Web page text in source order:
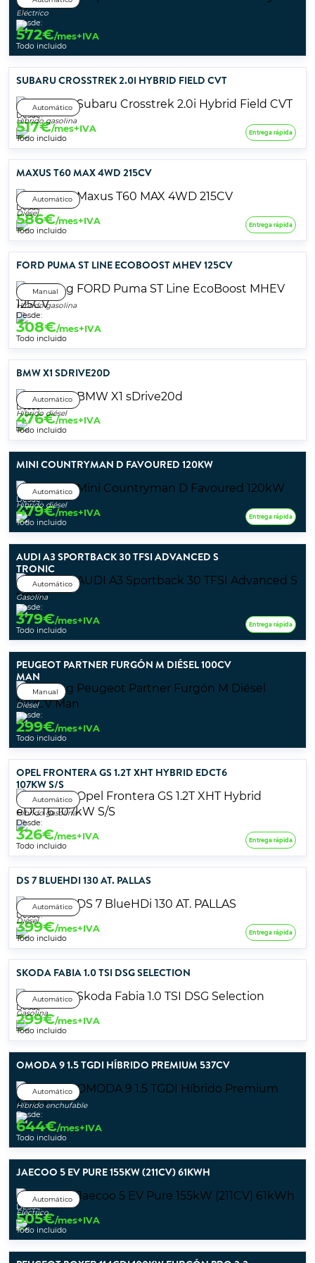
Eléctrico
Desde:
572€/mes+IVA
Todo incluido
SUBARU CROSSTREK 2.0I HYBRID FIELD CVT
Automático
Híbrido gasolina
Desde:
517€/mes+IVA
Todo incluido
Entrega rápida
MAXUS T60 MAX 4WD 215CV
Automático
Diésel
Desde:
586€/mes+IVA
Todo incluido
Entrega rápida
FORD PUMA ST LINE ECOBOOST MHEV 125CV
Manual
Híbrido gasolina
Desde:
308€/mes+IVA
Todo incluido
BMW X1 SDRIVE20D
Automático
Híbrido diésel
Desde:
476€/mes+IVA
Todo incluido
MINI COUNTRYMAN D FAVOURED 120KW
Automático
Híbrido diésel
Desde:
479€/mes+IVA
Todo incluido
Entrega rápida
AUDI A3 SPORTBACK 30 TFSI ADVANCED S
TRONIC
Automático
Gasolina
Desde:
379€/mes+IVA
Todo incluido
Entrega rápida
PEUGEOT PARTNER FURGÓN M DIÉSEL 100CV
MAN
Manual
Diésel
Desde:
299€/mes+IVA
Todo incluido
OPEL FRONTERA GS 1.2T XHT HYBRID EDCT6
107KW S/S
Automático
Híbrido gasolina
Desde:
326€/mes+IVA
Todo incluido
Entrega rápida
DS 7 BLUEHDI 130 AT. PALLAS
Automático
Diésel
Desde:
399€/mes+IVA
Todo incluido
Entrega rápida
SKODA FABIA 1.0 TSI DSG SELECTION
Automático
Gasolina
Desde:
299€/mes+IVA
Todo incluido
OMODA 9 1.5 TGDI HÍBRIDO PREMIUM 537CV
Automático
Híbrido enchufable
Desde:
644€/mes+IVA
Todo incluido
JAECOO 5 EV PURE 155KW (211CV) 61KWH
Automático
Eléctrico
Desde:
505€/mes+IVA
Todo incluido